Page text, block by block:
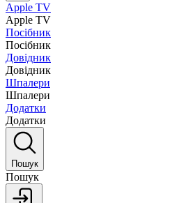
Apple TV
Apple TV
Посібник
Посібник
Довідник
Довідник
Шпалери
Шпалери
Додатки
Додатки
Пошук
Пошук